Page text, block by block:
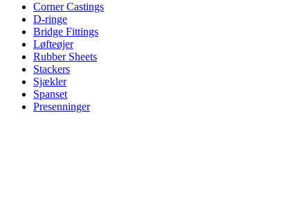
Corner Castings
D-ringe
Bridge Fittings
Løfteøjer
Rubber Sheets
Stackers
Sjækler
Spanset
Presenninger